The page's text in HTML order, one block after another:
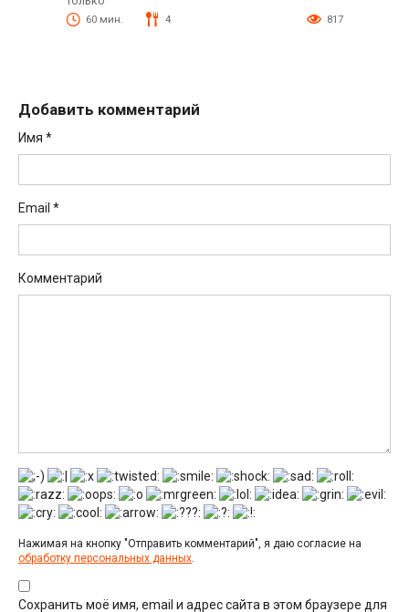
60 мин. 4 817
Добавить комментарий
Имя *
Email *
Комментарий
Нажимая на кнопку "Отправить комментарий", я даю согласие на
обработку персональных данных.
Сохранить моё имя, email и адрес сайта в этом браузере для